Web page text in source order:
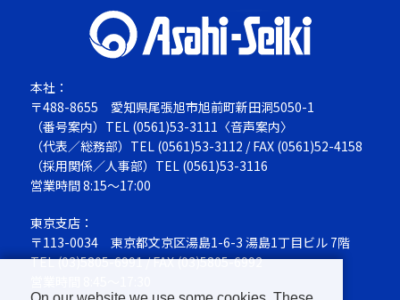
本社：
〒488-8655 愛知県尾張旭市旭前町新田洞5050-1
（番号案内）TEL (0561)53-3111 〈音声案内〉
（代表／総務部）TEL (0561)53-3112 / FAX (0561)52-4158
（採用関係／人事部）TEL (0561)53-3116
営業時間 8:15～17:00
東京支店：
〒113-0034 東京都文京区湯島1-6-3 湯島1丁目ビル 7階
TEL(03)5805-6991/ FAX (03)5805-6992